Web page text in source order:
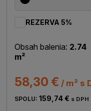
REZERVA 5%
Obsah balenia: 2.74
m²
58,30 € / m² s
SPOLU:159,74 € s DPH